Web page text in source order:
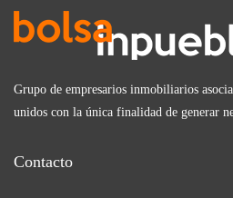
Grupo de empresarios inmobiliarios
unidos con la única finalidad de generar
Contacto